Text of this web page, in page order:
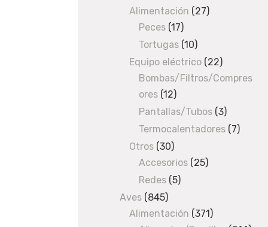
n
a
i
ó
/G
o
o
a
Alimentación 2727
Peces 1717
products
Tortugas 1010
products
Equipo eléctrico 2222
products
Bombas/Filtros/Compres
ores 1212
products
Pantallas/Tubos 33
products
Termocalentadores 77
Otros 3030
products
Accesorios 2525
Redes 55
Aves 845845
products
Alimentación 371371